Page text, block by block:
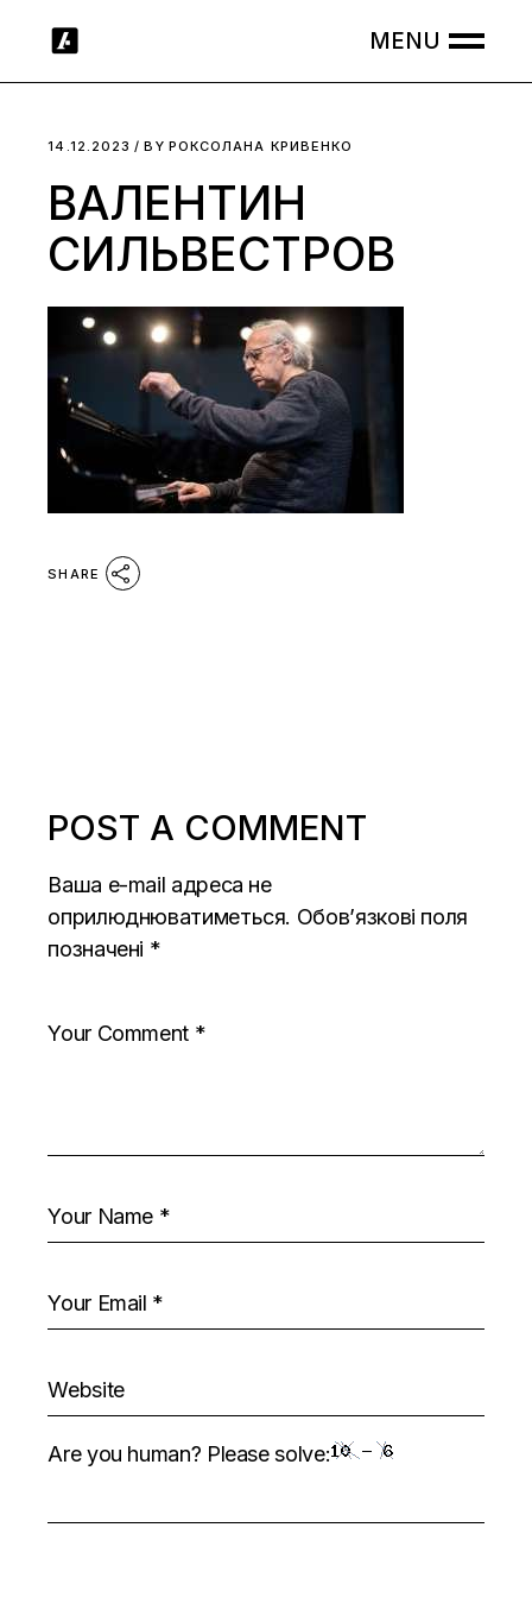
14.12.2023 BY РОКСОЛАНА КРИВЕНКО
ВАЛЕНТИН
СИЛЬВЕСТРОВ
SHARE
POST A COMMENT
Ваша e-mail адреса не
оприлюднюватиметься. Обов’язкові поля
позначені *
Are you human? Please solve: